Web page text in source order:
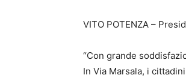
VITO POTENZA –
“Con grande
In Via Marsala, i